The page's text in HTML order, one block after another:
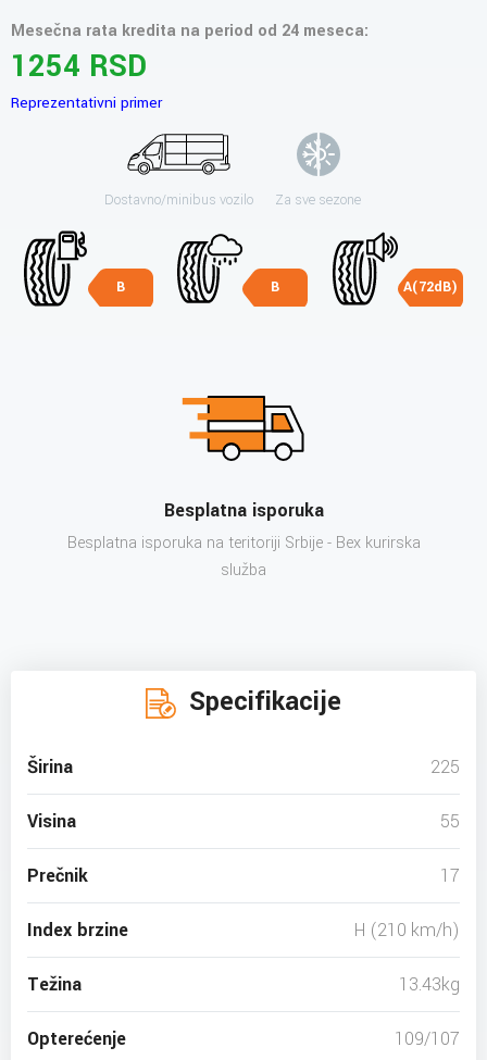
Mesečna rata kredita na period od 24 meseca:
1254 RSD
Reprezentativni primer
Dostavno/minibus vozilo Za sve sezone
B B A(72dB)
Besplatna isporuka
Besplatna isporuka na teritoriji Srbije - Bex kurirska
služba
Specifikacije
Širina 225
Visina 55
Prečnik 17
Index brzine H (210 km/h)
Težina 13.43kg
Opterećenje 109/107